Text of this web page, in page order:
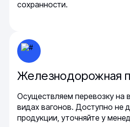
сохранности.
Железнодорожная
Осуществляем перевозку на
видах вагонов. Доступно не
продукции, уточняйте у